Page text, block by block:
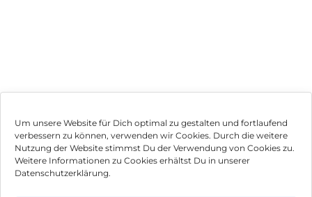
Um unsere Website für Dich optimal zu gestalten und fortlaufend
verbessern zu können, verwenden wir Cookies. Durch die weitere
Nutzung der Website stimmst Du der Verwendung von Cookies zu.
Weitere Informationen zu Cookies erhältst Du in unserer
Datenschutzerklärung.
Impressum